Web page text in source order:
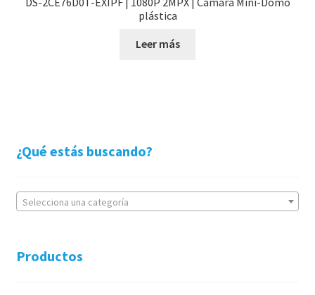
plástica
Leer más
¿Qué estás buscando?
Selecciona una categoría
Productos